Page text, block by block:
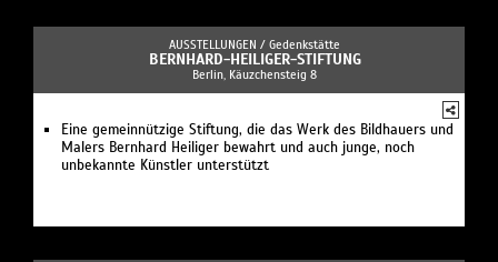
AUSSTELLUNGEN / Gedenkstätte
BERNHARD-HEILIGER-STIFTUNG
Berlin, Käuzchensteig 8
Eine gemeinnützige Stiftung, die das Werk des Bildhauers und
Malers Bernhard Heiliger bewahrt und auch junge, noch
unbekannte Künstler unterstützt